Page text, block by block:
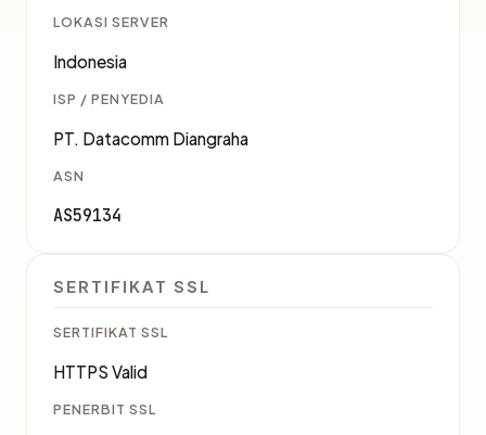
LOKASI SERVER
Indonesia
ISP / PENYEDIA
PT. Datacomm Diangraha
ASN
AS59134
SERTIFIKAT SSL
SERTIFIKAT SSL
HTTPS Valid
PENERBIT SSL